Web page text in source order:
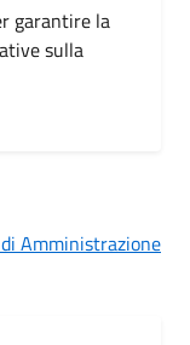
garantire la
sulla
Amministrazione